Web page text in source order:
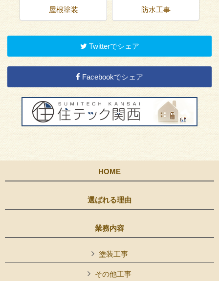
屋根塗装 防水工事
Twitterでシェア
Facebookでシェア
HOME
選ばれる理由
業務内容
塗装工事
その他工事